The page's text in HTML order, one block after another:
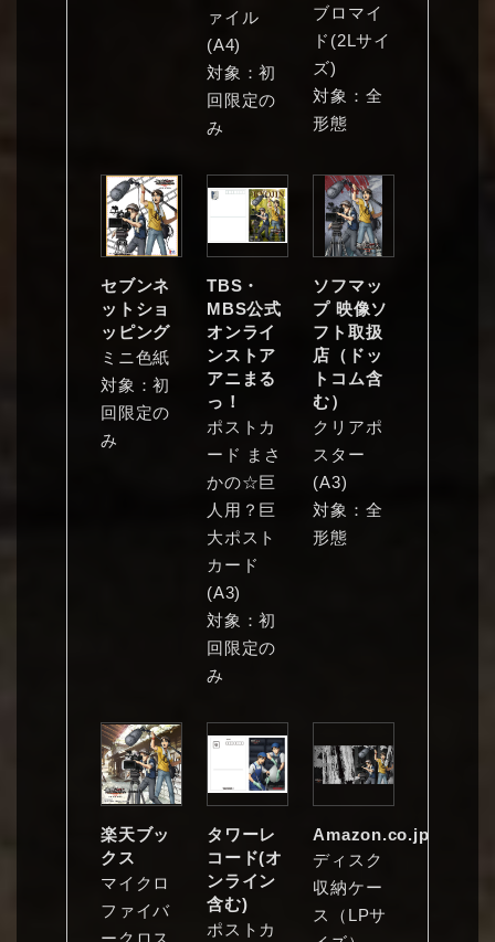
ァイル
(A4)
対象：初
回限定の
み
ブロマイ
ド(2Lサイ
ズ)
対象：全
形態
セブンネ
ットショ
ッピング
ミニ色紙
対象：初
回限定の
み
TBS・
MBS公式
オンライ
ンストア
アニまる
っ！
ポストカ
ード まさ
かの☆巨
人用？巨
大ポスト
カード
(A3)
対象：初
回限定の
み
ソフマッ
プ 映像ソ
フト取扱
店（ドッ
トコム含
む）
クリアポ
スター
(A3)
対象：全
形態
楽天ブッ
クス
マイクロ
ファイバ
タワーレ
コード(オ
ンライン
含む)
ポストカ
Amazon.co.jp
ディスク
収納ケー
ス（LPサ